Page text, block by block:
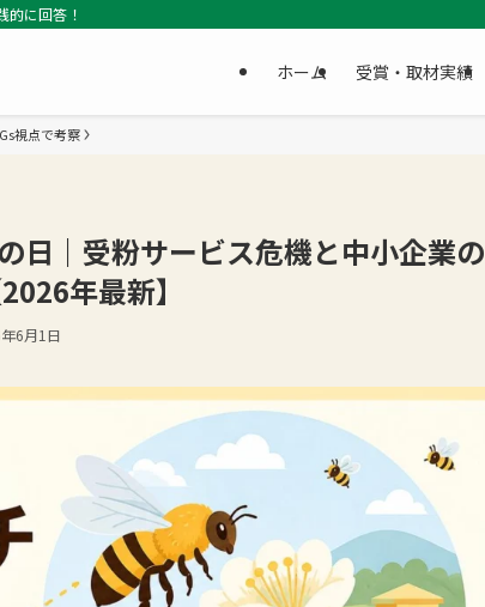
に回答！
ホーム 受賞・取材実績
視点で考察
日｜受粉サービス危機と中小企業の
年最新】
6月1日